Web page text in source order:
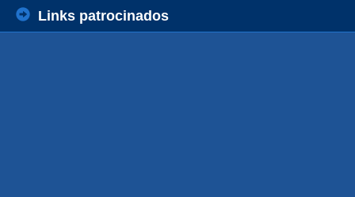
Links patrocinados